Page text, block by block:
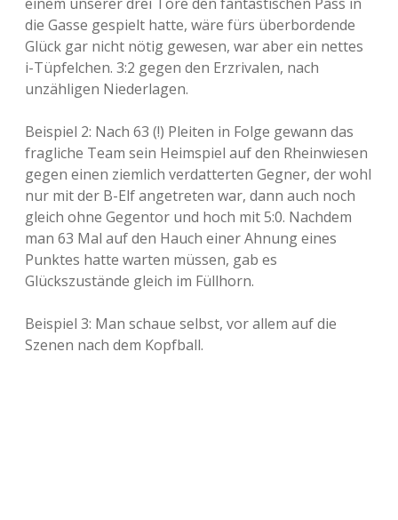
die Gasse gespielt hatte, wäre fürs überbordende
Glück gar nicht nötig gewesen, war aber ein nettes
i-Tüpfelchen. 3:2 gegen den Erzrivalen, nach
unzähligen Niederlagen.
Beispiel 2: Nach 63 (!) Pleiten in Folge gewann das
fragliche Team sein Heimspiel auf den Rheinwiesen
gegen einen ziemlich verdatterten Gegner, der wohl
nur mit der B-Elf angetreten war, dann auch noch
gleich ohne Gegentor und hoch mit 5:0. Nachdem
man 63 Mal auf den Hauch einer Ahnung eines
Punktes hatte warten müssen, gab es
Glückszustände gleich im Füllhorn.
Beispiel 3: Man schaue selbst, vor allem auf die
Szenen nach dem Kopfball.